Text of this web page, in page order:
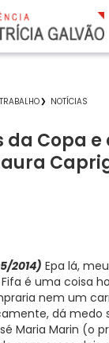
TRABALHO NOTÍCIAS
Copa e
2014) Epa lá,
é uma coisa
nem um
dá medo
Maria Marin (o